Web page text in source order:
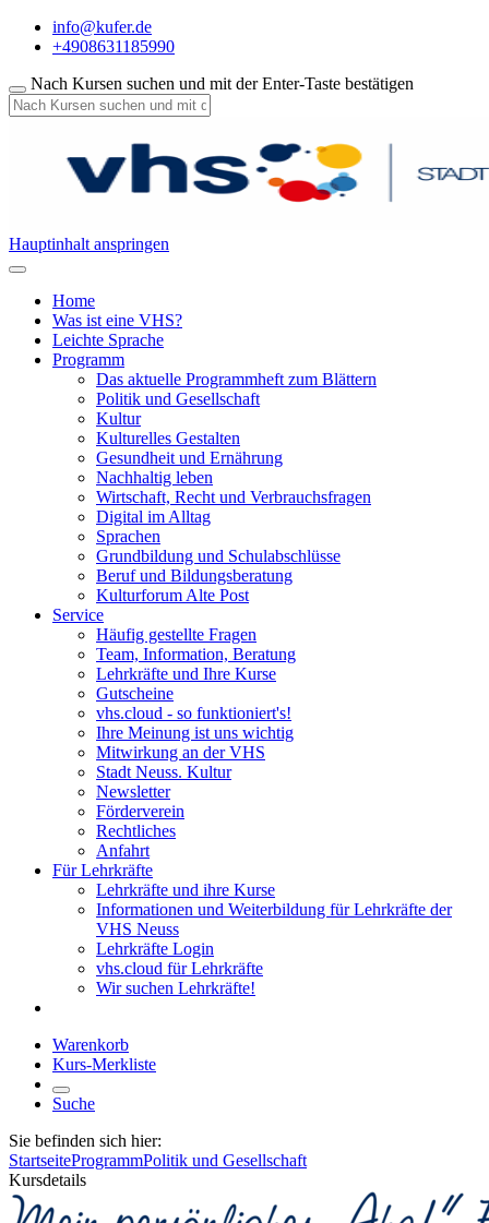
info@kufer.de
+4908631185990
Nach Kursen suchen und mit der Enter-Taste bestätigen
Hauptinhalt anspringen
Home
Was ist eine VHS?
Leichte Sprache
Programm
Das aktuelle Programmheft zum Blättern
Politik und Gesellschaft
Kultur
Kulturelles Gestalten
Gesundheit und Ernährung
Nachhaltig leben
Wirtschaft, Recht und Verbrauchsfragen
Digital im Alltag
Sprachen
Grundbildung und Schulabschlüsse
Beruf und Bildungsberatung
Kulturforum Alte Post
Service
Häufig gestellte Fragen
Team, Information, Beratung
Lehrkräfte und Ihre Kurse
Gutscheine
vhs.cloud - so funktioniert's!
Ihre Meinung ist uns wichtig
Mitwirkung an der VHS
Stadt Neuss. Kultur
Newsletter
Förderverein
Rechtliches
Anfahrt
Für Lehrkräfte
Lehrkräfte und ihre Kurse
Informationen und Weiterbildung für Lehrkräfte der
VHS Neuss
Lehrkräfte Login
vhs.cloud für Lehrkräfte
Wir suchen Lehrkräfte!
Warenkorb
Kurs-Merkliste
Suche
Sie befinden sich hier:
StartseiteProgrammPolitik und Gesellschaft
Kursdetails